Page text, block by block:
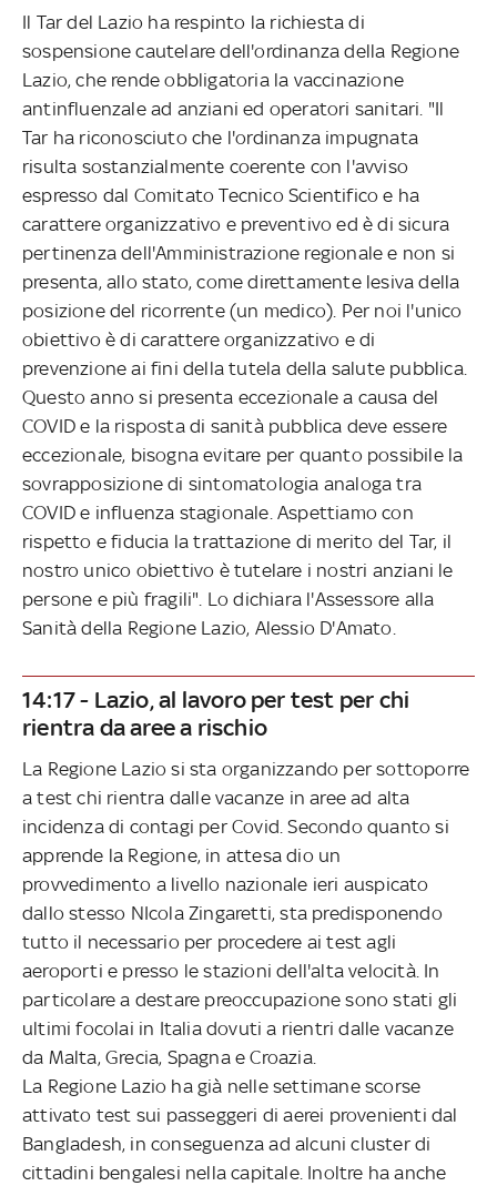
Il Tar del Lazio ha respinto la richiesta di
sospensione cautelare dell'ordinanza della Regione
Lazio, che rende obbligatoria la vaccinazione
antinfluenzale ad anziani ed operatori sanitari. "Il
Tar ha riconosciuto che l'ordinanza impugnata
risulta sostanzialmente coerente con l'avviso
espresso dal Comitato Tecnico Scientifico e ha
carattere organizzativo e preventivo ed è di sicura
pertinenza dell'Amministrazione regionale e non si
presenta, allo stato, come direttamente lesiva della
posizione del ricorrente (un medico). Per noi l'unico
obiettivo è di carattere organizzativo e di
prevenzione ai fini della tutela della salute pubblica.
Questo anno si presenta eccezionale a causa del
COVID e la risposta di sanità pubblica deve essere
eccezionale, bisogna evitare per quanto possibile la
sovrapposizione di sintomatologia analoga tra
COVID e influenza stagionale. Aspettiamo con
rispetto e fiducia la trattazione di merito del Tar, il
nostro unico obiettivo è tutelare i nostri anziani le
persone e più fragili". Lo dichiara l'Assessore alla
Sanità della Regione Lazio, Alessio D'Amato.
14:17 - Lazio, al lavoro per test per chi
rientra da aree a rischio
La Regione Lazio si sta organizzando per sottoporre
a test chi rientra dalle vacanze in aree ad alta
incidenza di contagi per Covid. Secondo quanto si
apprende la Regione, in attesa dio un
provvedimento a livello nazionale ieri auspicato
dallo stesso NIcola Zingaretti, sta predisponendo
tutto il necessario per procedere ai test agli
aeroporti e presso le stazioni dell'alta velocità. In
particolare a destare preoccupazione sono stati gli
ultimi focolai in Italia dovuti a rientri dalle vacanze
da Malta, Grecia, Spagna e Croazia.
La Regione Lazio ha già nelle settimane scorse
attivato test sui passeggeri di aerei provenienti dal
Bangladesh, in conseguenza ad alcuni cluster di
cittadini bengalesi nella capitale. Inoltre ha anche